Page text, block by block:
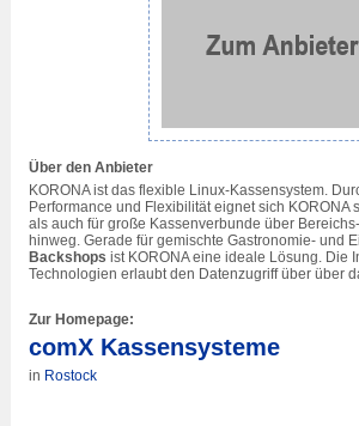
Über den Anbieter
KORONA ist das flexible Linux-Kassensystem.
Performance und Flexibilität eignet sich KORONA
als auch für große Kassenverbunde über
hinweg. Gerade für gemischte Gastronomie- und
Backshops ist KORONA eine ideale Lösung. Die
Technologien erlaubt den Datenzugriff über über
Zur Homepage:
comX Kassensysteme
in Rostock